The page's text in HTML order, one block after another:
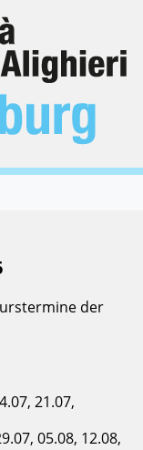
der
21.07,
05.08, 12.08,